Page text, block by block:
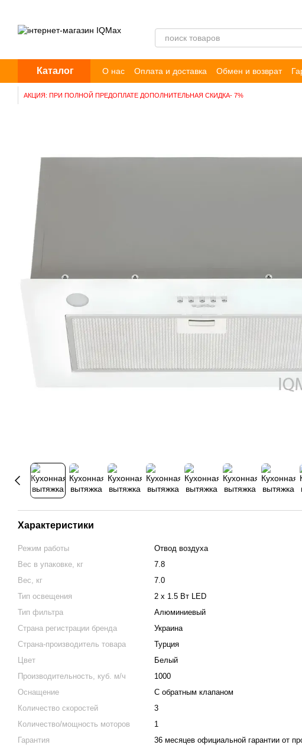
Каталог О нас Оплата и доставка Обмен и возврат
Пользовательское соглашение
Договор
АКЦИЯ: ПРИ ПОЛНОЙ ПРЕДОПЛАТЕ ДОПОЛНИТЕЛЬНАЯ СКИДКА- 7%
Характеристики
Режим работы
Отвод воздуха
Вес в упаковке, кг
7.8
Вес, кг
7.0
Тип освещения
2 х 1.5 Вт LED
Тип фильтра
Алюминиевый
Страна регистрации бренда
Украина
Страна-производитель товара
Турция
Цвет
Белый
Производительность, куб. м/ч
1000
Оснащение
С обратным клапаном
Количество скоростей
3
Количество/мощность моторов
1
Гарантия
36 месяцев официальной гарантии от